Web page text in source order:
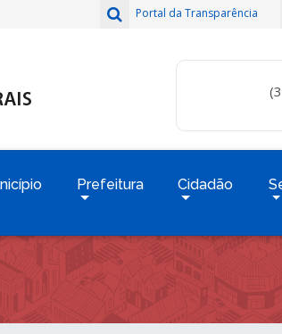
Portal da Transparência
Prefeitura Cidadão